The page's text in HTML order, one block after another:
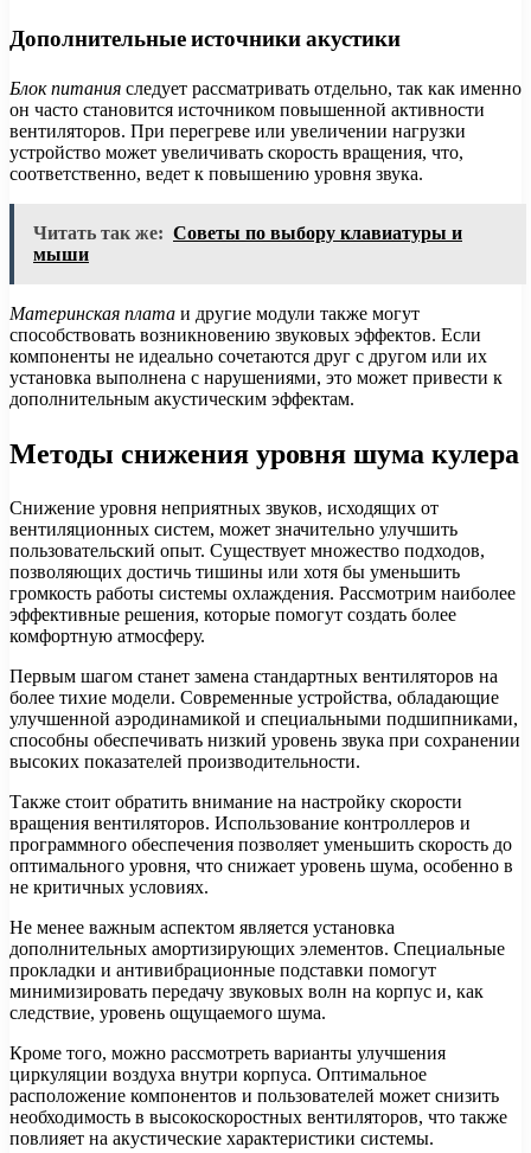
Дополнительные источники акустики
Блок питания следует рассматривать отдельно, так как именно
он часто становится источником повышенной активности
вентиляторов. При перегреве или увеличении нагрузки
устройство может увеличивать скорость вращения, что,
соответственно, ведет к повышению уровня звука.
Читать так же: Советы по выбору клавиатуры и
мыши
Материнская плата и другие модули также могут
способствовать возникновению звуковых эффектов. Если
компоненты не идеально сочетаются друг с другом или их
установка выполнена с нарушениями, это может привести к
дополнительным акустическим эффектам.
Методы снижения уровня шума кулера
Снижение уровня неприятных звуков, исходящих от
вентиляционных систем, может значительно улучшить
пользовательский опыт. Существует множество подходов,
позволяющих достичь тишины или хотя бы уменьшить
громкость работы системы охлаждения. Рассмотрим наиболее
эффективные решения, которые помогут создать более
комфортную атмосферу.
Первым шагом станет замена стандартных вентиляторов на
более тихие модели. Современные устройства, обладающие
улучшенной аэродинамикой и специальными подшипниками,
способны обеспечивать низкий уровень звука при сохранении
высоких показателей производительности.
Также стоит обратить внимание на настройку скорости
вращения вентиляторов. Использование контроллеров и
программного обеспечения позволяет уменьшить скорость до
оптимального уровня, что снижает уровень шума, особенно в
не критичных условиях.
Не менее важным аспектом является установка
дополнительных амортизирующих элементов. Специальные
прокладки и антивибрационные подставки помогут
минимизировать передачу звуковых волн на корпус и, как
следствие, уровень ощущаемого шума.
Кроме того, можно рассмотреть варианты улучшения
циркуляции воздуха внутри корпуса. Оптимальное
расположение компонентов и пользователей может снизить
необходимость в высокоскоростных вентиляторов, что также
повлияет на акустические характеристики системы.